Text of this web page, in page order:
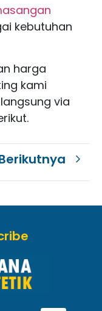
kebutuhan
harga
kami
via